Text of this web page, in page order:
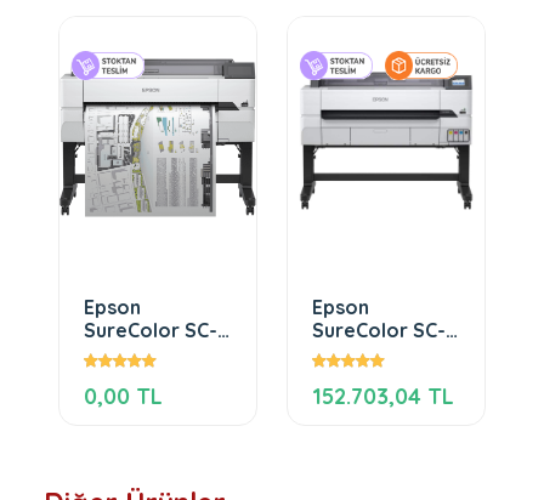
Epson
SureColor SC-
T5400
0,00 TL
Epson
SureColor SC-
T5405
152.703,04 TL